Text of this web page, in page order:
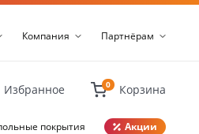
Компания Партнёрам
Избранное 0 Корзина
покрытия Акции